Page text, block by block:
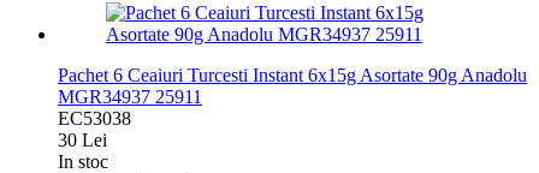
Pachet 6 Ceaiuri Turcesti Instant 6x15g Asortate 90g Anadolu
MGR34937 25911
EC53038
30 Lei
In stoc